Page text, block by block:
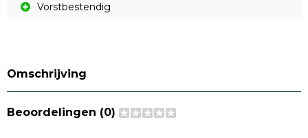
Vorstbestendig
Omschrijving
Beoordelingen (0)